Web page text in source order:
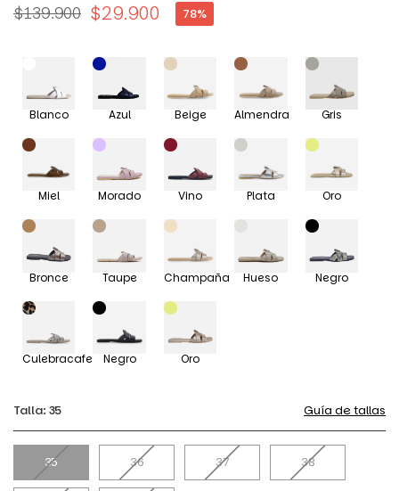
Precio
$139.900 $29.900 78%
Blanco Azul Beige Almendra Gris
Miel Morado Vino Plata Oro
Bronce Taupe Champaña Hueso Negro
Culebracafe Negro Oro
Talla: 35 Guía de tallas
35 36 37 38